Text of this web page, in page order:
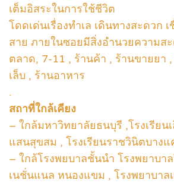
เต็มอิสระในการใช้ชีวิต
โดดเด่นเรื่องทำเล เดินทางสะดวก
สาย ภายในซอยมีสิ่งอำนวยความส
ตลาด, 7-11 , ร้านค้า , ร้านขายยา
เล็บ , ร้านอาหาร
.
สถาที่ใกล้เคียง
– ใกล้มหาวิทยาลัยธนบุรี ,โรงเรียน
แสนสุขสม , โรงเรียนราชวินิตบาง
– ใกล้โรงพยบาลชั้นนำ โรงพยาบา
เนชั่นแนล หนองแขม , โรงพยาบาล